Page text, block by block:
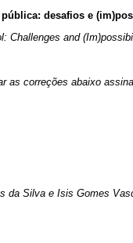
desafios e
Challenges and
as correções abaixo
da Silva e Isis Gomes